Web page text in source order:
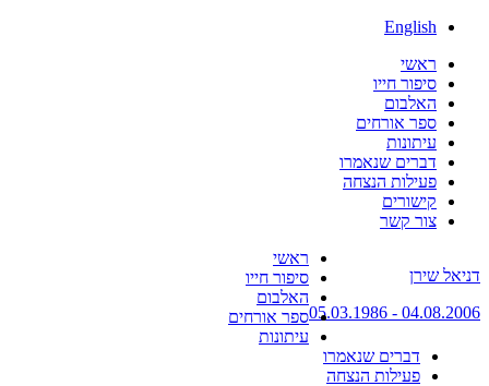
English
ראשי
סיפור חייו
האלבום
ספר אורחים
עיתונות
דברים שנאמרו
פעילות הנצחה
קישורים
צור קשר
דניאל שירן
04.08.2006 - 05.03.1986
Skip
to
content
ראשי
סיפור חייו
האלבום
ספר אורחים
עיתונות
דברים שנאמרו
פעילות הנצחה